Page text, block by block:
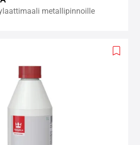
metallipinnoille
Add